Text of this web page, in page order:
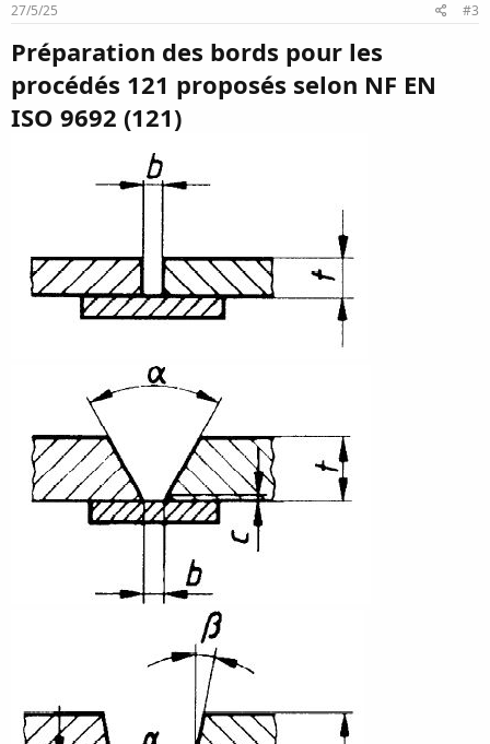
27/5/25 #3
Préparation des bords pour les
procédés 121 proposés selon NF EN
ISO 9692 (121)